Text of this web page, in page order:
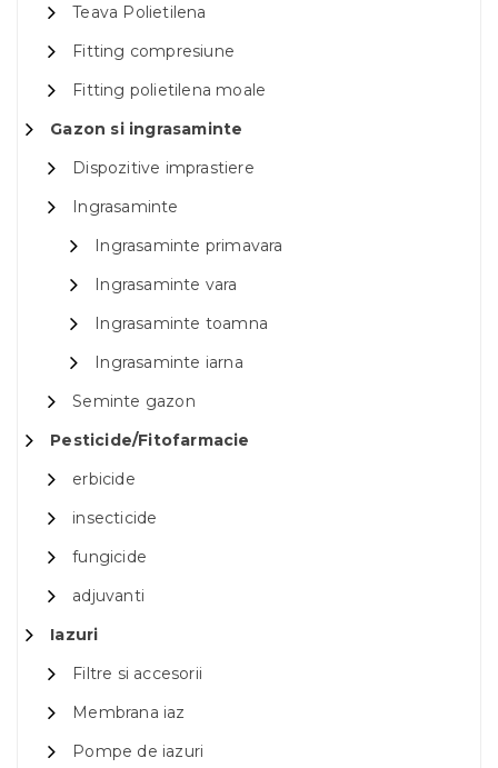
Teava Polietilena
Fitting compresiune
Fitting polietilena moale
Gazon si ingrasaminte
Dispozitive imprastiere
Ingrasaminte
Ingrasaminte primavara
Ingrasaminte vara
Ingrasaminte toamna
Ingrasaminte iarna
Seminte gazon
Pesticide/Fitofarmacie
erbicide
insecticide
fungicide
adjuvanti
Iazuri
Filtre si accesorii
Membrana iaz
Pompe de iazuri